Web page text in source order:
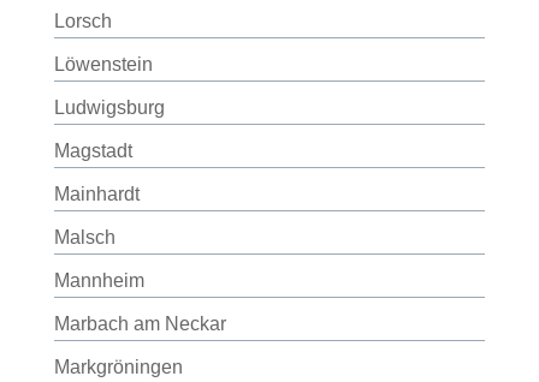
Lorsch
Löwenstein
Ludwigsburg
Magstadt
Mainhardt
Malsch
Mannheim
Marbach am Neckar
Markgröningen